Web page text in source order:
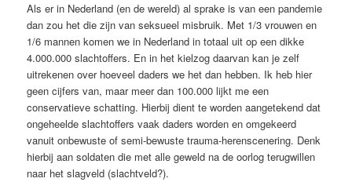
Als er in Nederland (en de wereld) al sprake is van een pandemie
dan zou het die zijn van seksueel misbruik. Met 1/3 vrouwen en
1/6 mannen komen we in Nederland in totaal uit op een dikke
4.000.000 slachtoffers. En in het kielzog daarvan kan je zelf
uitrekenen over hoeveel daders we het dan hebben. Ik heb hier
geen cijfers van, maar meer dan 100.000 lijkt me een
conservatieve schatting. Hierbij dient te worden aangetekend dat
ongeheelde slachtoffers vaak daders worden en omgekeerd
vanuit onbewuste of semi-bewuste trauma-herenscenering. Denk
hierbij aan soldaten die met alle geweld na de oorlog terugwillen
naar het slagveld (slachtveld?).